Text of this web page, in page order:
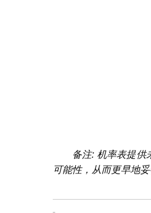
备注: 机率表提供
可能性，从而更早地